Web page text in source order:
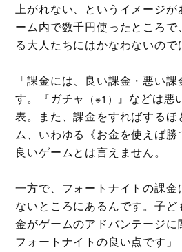
上がれない、というイメージ
ーム内で数千円使ったところ
る大人たちにはかなわないので
「課金には、良い課金・悪い
す。『ガチャ （※1） 』などは悪
表。また、課金をすればする
ム、いわゆる《お金を使えば勝
良いゲームとは言えません。
一方で、フォートナイトの課
ないところにあるんです。子
金がゲームのアドバンテージに
フォートナイトの良い点です」